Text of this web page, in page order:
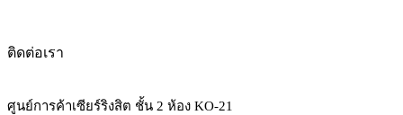
ติดต่อเรา
ศูนย์การค้าเซียร์ริงสิต ชั้น 2 ห้อง KO-21